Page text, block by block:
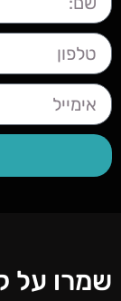
שמרו על